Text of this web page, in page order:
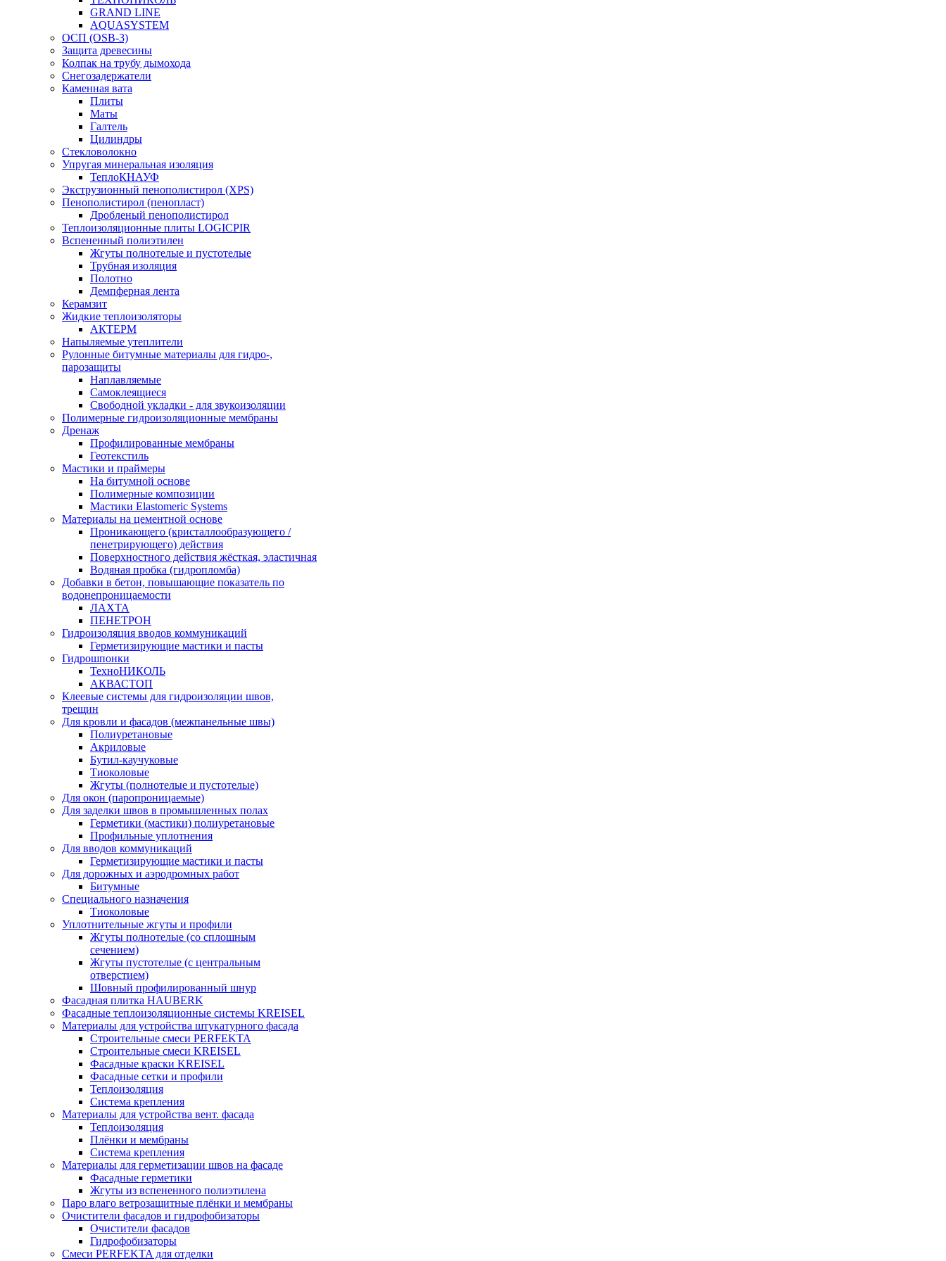
GRAND LINE
AQUASYSTEM
ОСП (OSB-3)
Защита древесины
Колпак на трубу дымохода
Снегозадержатели
Каменная вата
Плиты
Маты
Галтель
Цилиндры
Стекловолокно
Упругая минеральная изоляция
ТеплоКНАУФ
Экструзионный пенополистирол (XPS)
Пенополистирол (пенопласт)
Дробленый пенополистирол
Теплоизоляционные плиты LOGICPIR
Вспененный полиэтилен
Жгуты полнотелые и пустотелые
Трубная изоляция
Полотно
Демпферная лента
Керамзит
Жидкие теплоизоляторы
АКТЕРМ
Напыляемые утеплители
Рулонные битумные материалы для гидро-,
парозащиты
Наплавляемые
Самоклеящиеся
Свободной укладки - для звукоизоляции
Полимерные гидроизоляционные мембраны
Дренаж
Профилированные мембраны
Геотекстиль
Мастики и праймеры
На битумной основе
Полимерные композиции
Мастики Elastomeric Systems
Материалы на цементной основе
Проникающего (кристаллообразующего /
пенетрирующего) действия
Поверхностного действия жёсткая, эластичная
Водяная пробка (гидропломба)
Добавки в бетон, повышающие показатель по
водонепроницаемости
ЛАХТА
ПЕНЕТРОН
Гидроизоляция вводов коммуникаций
Герметизирующие мастики и пасты
Гидрошпонки
ТехноНИКОЛЬ
АКВАСТОП
Клеевые системы для гидроизоляции швов,
трещин
Для кровли и фасадов (межпанельные швы)
Полиуретановые
Акриловые
Бутил-каучуковые
Тиоколовые
Жгуты (полнотелые и пустотелые)
Для окон (паропроницаемые)
Для заделки швов в промышленных полах
Герметики (мастики) полиуретановые
Профильные уплотнения
Для вводов коммуникаций
Герметизирующие мастики и пасты
Для дорожных и аэродромных работ
Битумные
Специального назначения
Тиоколовые
Уплотнительные жгуты и профили
Жгуты полнотелые (со сплошным
сечением)
Жгуты пустотелые (с центральным
отверстием)
Шовный профилированный шнур
Фасадная плитка HAUBERK
Фасадные теплоизоляционные системы KREISEL
Материалы для устройства штукатурного фасада
Строительные смеси PERFEKTA
Строительные смеси KREISEL
Фасадные краски KREISEL
Фасадные сетки и профили
Теплоизоляция
Система крепления
Материалы для устройства вент. фасада
Теплоизоляция
Плёнки и мембраны
Система крепления
Материалы для герметизации швов на фасаде
Фасадные герметики
Жгуты из вспененного полиэтилена
Паро влаго ветрозащитные плёнки и мембраны
Очистители фасадов и гидрофобизаторы
Очистители фасадов
Гидрофобизаторы
Смеси PERFEKTA для отделки